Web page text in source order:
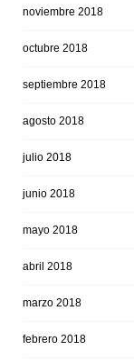
noviembre 2018
octubre 2018
septiembre 2018
agosto 2018
julio 2018
junio 2018
mayo 2018
abril 2018
marzo 2018
febrero 2018